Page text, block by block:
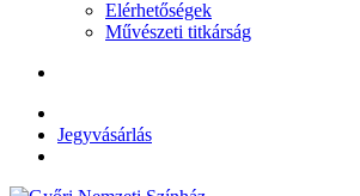
Elérhetőségek
Művészeti titkárság
Jegyvásárlás